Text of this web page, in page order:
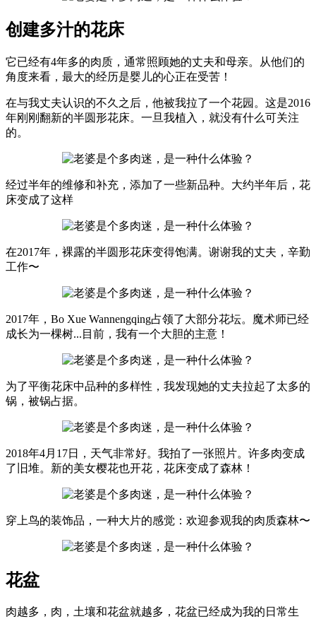
创建多汁的花床
它已经有4年多的肉质，通常照顾她的丈夫和母亲。从他们的
角度来看，最大的经历是婴儿的心正在受苦！
在与我丈夫认识的不久之后，他被我拉了一个花园。这是2016
年刚刚翻新的半圆形花床。一旦我植入，就没有什么可关注
的。
经过半年的维修和补充，添加了一些新品种。大约半年后，花
床变成了这样
在2017年，裸露的半圆形花床变得饱满。谢谢我的丈夫，辛勤
工作〜
2017年，Bo Xue Wannengqing占领了大部分花坛。魔术师已经
成长为一棵树...目前，我有一个大胆的主意！
为了平衡花床中品种的多样性，我发现她的丈夫拉起了太多的
锅，被锅占据。
2018年4月17日，天气非常好。我拍了一张照片。许多肉变成
了旧堆。新的美女樱花也开花，花床变成了森林！
穿上鸟的装饰品，一种大片的感觉：欢迎参观我的肉质森林〜
花盆
肉越多，肉，土壤和花盆就越多，花盆已经成为我的日常生